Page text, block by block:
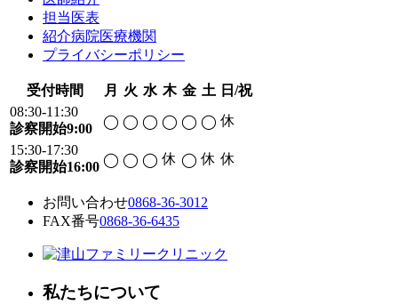
担当医表
紹介病院医療機関
プライバシーポリシー
受付時間 月 火 水 木 金 土 日/祝
08:30-11:30
診察開始9:00
◯ ◯ ◯ ◯ ◯ ◯ 休
15:30-17:30
診察開始16:00 ◯ ◯ ◯ 休 ◯ 休 休
お問い合わせ0868-36-3012
FAX番号0868-36-6435
私たちについて